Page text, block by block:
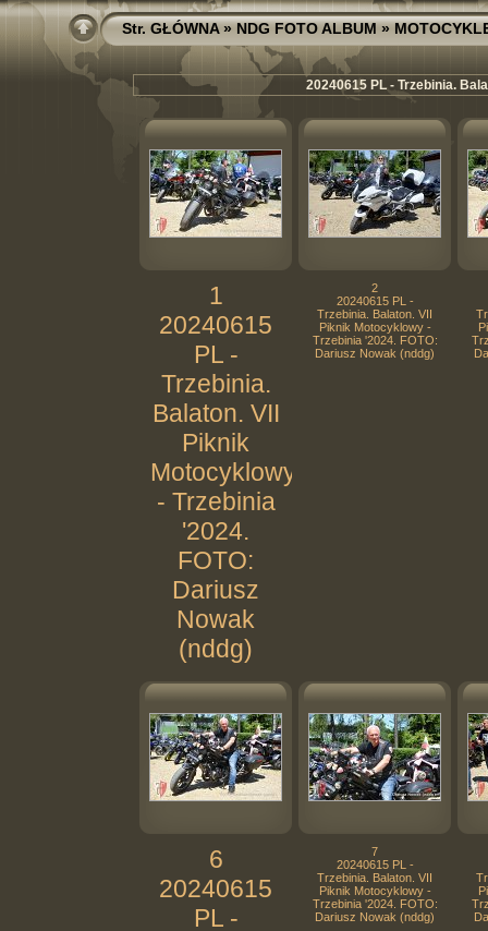
Str. GŁÓWNA»NDG FOTO ALBUM»
20240615 PL - Trzebinia.
1
20240615
PL -
Trzebinia.
Balaton. VII
Piknik
Motocyklowy
- Trzebinia
'2024.
FOTO:
Dariusz
Nowak
(nddg)
2
20240615 PL -
Trzebinia. Balaton. VII
Piknik Motocyklowy -
Trzebinia '2024. FOTO:
Dariusz Nowak (nddg)
6
20240615
PL -
7
20240615 PL -
Trzebinia. Balaton. VII
Piknik Motocyklowy -
Trzebinia '2024. FOTO:
Dariusz Nowak (nddg)